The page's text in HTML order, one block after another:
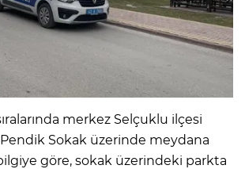
merkez Selçuklu ilçesi
Sokak üzerinde meydana
göre, sokak üzerindeki parkta